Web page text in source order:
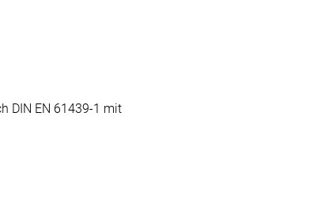
DIN EN 61439-1 mit